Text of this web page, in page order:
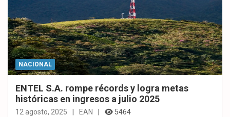
NACIONAL
ENTEL S.A. rompe récords y logra metas
históricas en ingresos a julio 2025
12 agosto, 2025 EAN 5464